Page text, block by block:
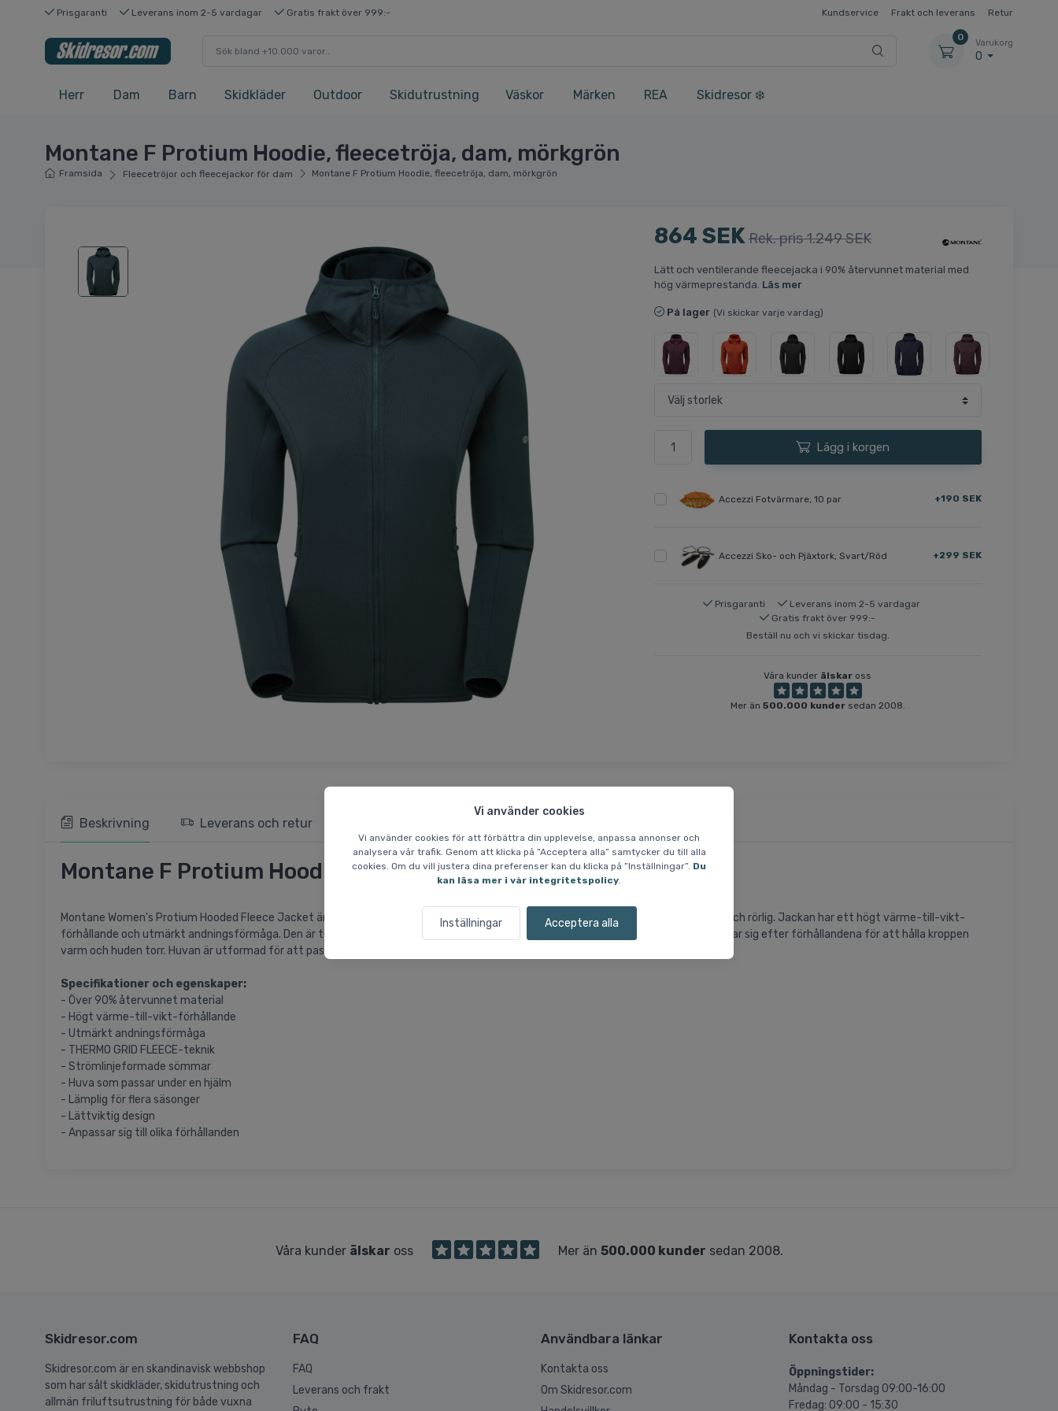
Vi använder cookies
Vi använder cookies för att förbättra din upplevelse, anpassa annonser och
analysera vår trafik. Genom att klicka på ”Acceptera alla” samtycker du till alla
cookies. Om du vill justera dina preferenser kan du klicka på ”Inställningar”. Du
kan läsa mer i vår integritetspolicy
Inställningar Acceptera alla
Prisgaranti Leverans inom 2-5 vardagar Gratis frakt över 999:- Kundservice Frakt och leverans Retur
0
Varukorg
0
Herr Dam Barn Skidkläder Outdoor Skidutrustning Väskor Märken REA Skidresor ❄️
Montane F Protium Hoodie, fleecetröja, dam, mörkgrön
Framsida Fleecetröjor och fleecejackor för dam Montane F Protium Hoodie, fleecetröja, dam, mörkgrön
864 SEK Rek. pris 1.249 SEK
Lätt och ventilerande fleecejacka i 90% återvunnet material med
hög värmeprestanda. Läs mer
På lager (Vi skickar varje vardag)
Lägg i korgen
Accezzi Fotvärmare, 10 par +190 SEK
Accezzi Sko- och Pjäxtork, Svart/Röd +299 SEK
Prisgaranti
Leverans inom 2-5 vardagar
Gratis frakt över 999:-
Beställ nu och vi skickar tisdag.
Våra kunder älskar oss
Mer än 500.000 kundersedan 2008.
Beskrivning Leverans och retur
Montane F Protium Hoodie, fleecetröja, dam, mörkgrön
Montane Women's Protium Hooded Fleece Jacket är tillverkad av mer än 90% återvunnen fleece som är utformad för att vara lätt och rörlig. Jackan har ett högt värme-till-vikt-
förhållande och utmärkt andningsförmåga. Den är tillverkad med strömlinjeformade sömmar och THERMO GRID FLEECE, som anpassar sig efter förhållandena för att hålla kroppen
varm och huden torr. Huvan är utformad för att passa under en hjälm, vilket gör jackan lämplig för olika aktiviteter och årstider.
Specifikationer och egenskaper:
- Över 90% återvunnet material
- Högt värme-till-vikt-förhållande
- Utmärkt andningsförmåga
- THERMO GRID FLEECE-teknik
- Strömlinjeformade sömmar
- Huva som passar under en hjälm
- Lämplig för flera säsonger
- Lättviktig design
- Anpassar sig till olika förhållanden
Våra kunder älskar oss Mer än 500.000 kunder sedan 2008.
Skidresor.com
Skidresor.com är en skandinavisk webbshop
som har sålt skidkläder, skidutrustning och
allmän friluftsutrustning för både vuxna
FAQ
FAQ
Leverans och frakt
Användbara länkar
Kontakta oss
Om Skidresor.com
Kontakta oss
Öppningstider:
Måndag - Torsdag 09:00-16:00
Fredag: 09:00 - 15:30